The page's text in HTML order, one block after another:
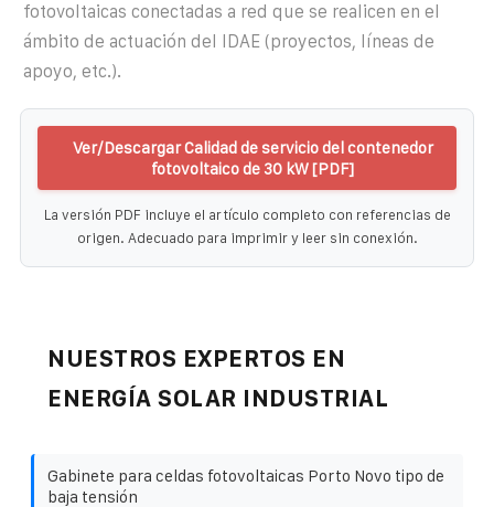
fotovoltaicas conectadas a red que se realicen en el
ámbito de actuación del IDAE (proyectos, líneas de
apoyo, etc.).
Ver/Descargar Calidad de servicio del contenedor
fotovoltaico de 30 kW [PDF]
La versión PDF incluye el artículo completo con referencias de
origen. Adecuado para imprimir y leer sin conexión.
NUESTROS EXPERTOS EN
ENERGÍA SOLAR INDUSTRIAL
Gabinete para celdas fotovoltaicas Porto Novo tipo de
baja tensión